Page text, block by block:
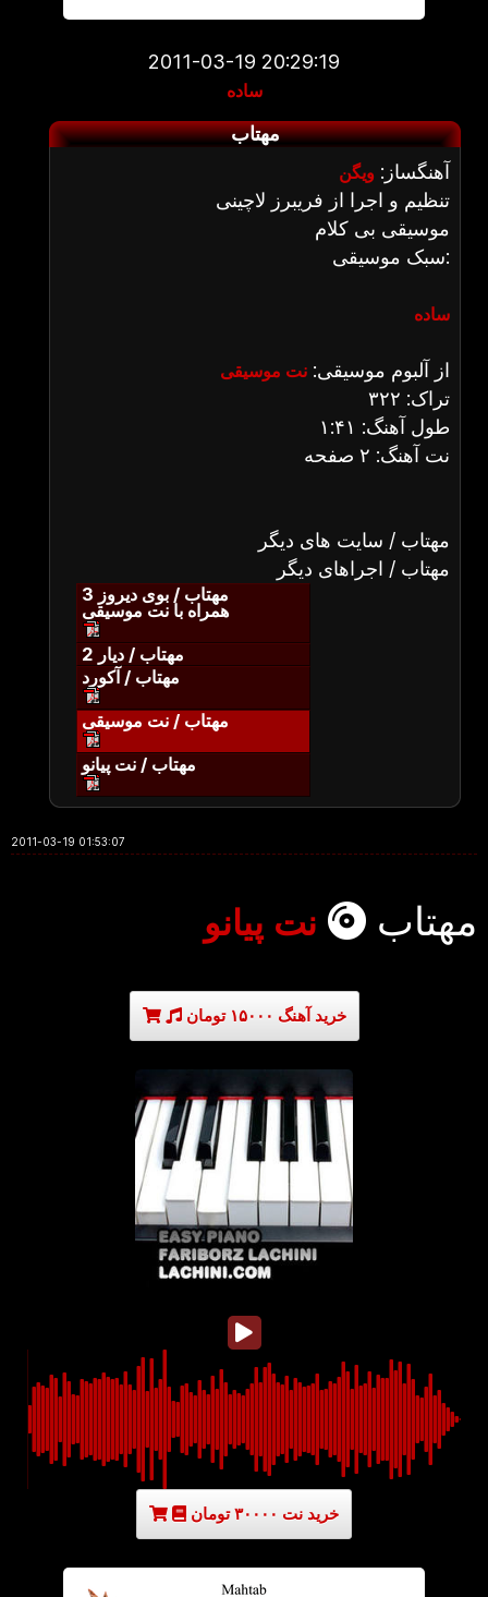
2011-03-19 20:29:19
ساده
مهتاب
آهنگساز: ویگن
تنظیم و اجرا از فریبرز لاچینی
موسیقی بی کلام
سبک موسیقی:
ساده
از آلبوم موسیقی: نت موسیقی
تراک: ۳۲۲
طول آهنگ: ۱:۴۱
نت آهنگ: ۲ صفحه
مهتاب / سایت های دیگر
مهتاب / اجراهای دیگر
مهتاب / بوی دیروز 3
همراه با نت موسیقی
مهتاب / دیار 2
مهتاب / آکورد
مهتاب / نت موسیقی
مهتاب / نت پیانو
2011-03-19 01:53:07
مهتاب نت پیانو
خرید آهنگ ۱۵۰۰۰ تومان
خرید نت ۳۰۰۰۰ تومان